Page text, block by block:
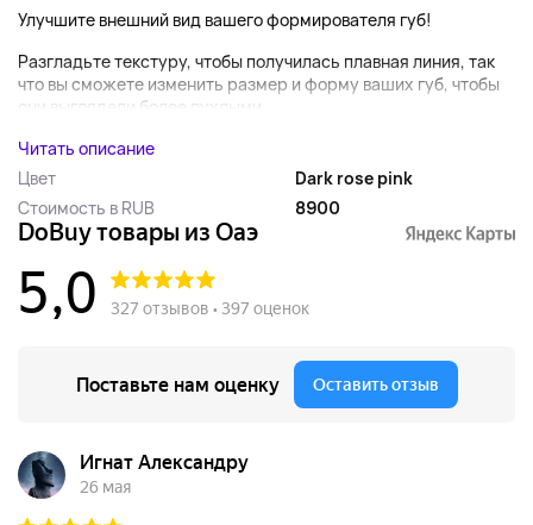
Улучшите внешний вид вашего формирователя губ!
Разгладьте текстуру, чтобы получилась плавная линия, так
что вы сможете изменить размер и форму ваших губ, чтобы
они выглядели более пухлыми....
Читать описание
Цвет
Dark rose pink
Стоимость в RUB
8900